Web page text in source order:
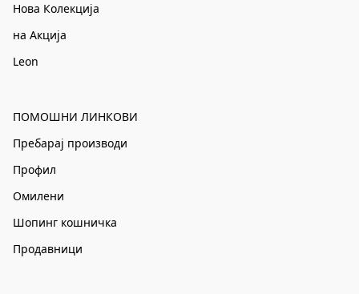
Нова Колекција
на Акција
Leon
ПОМОШНИ ЛИНКОВИ
Пребарај производи
Профил
Омилени
Шопинг кошничка
Продавници